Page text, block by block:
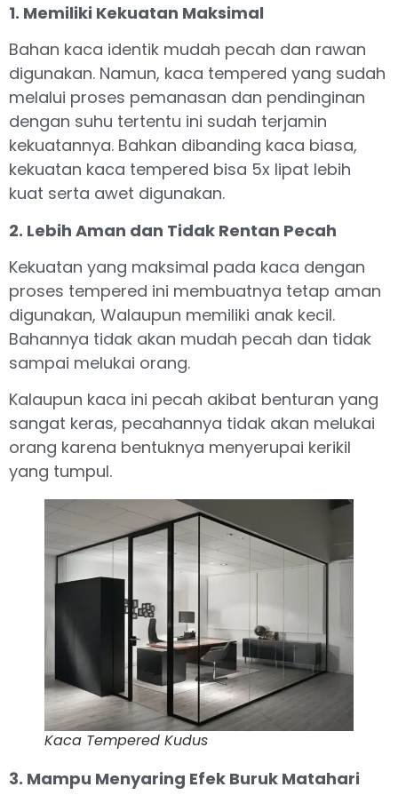
1. Memiliki Kekuatan Maksimal
Bahan kaca identik mudah pecah dan rawan
digunakan. Namun, kaca tempered yang sudah
melalui proses pemanasan dan pendinginan
dengan suhu tertentu ini sudah terjamin
kekuatannya. Bahkan dibanding kaca biasa,
kekuatan kaca tempered bisa 5x lipat lebih
kuat serta awet digunakan.
2. Lebih Aman dan Tidak Rentan Pecah
Kekuatan yang maksimal pada kaca dengan
proses tempered ini membuatnya tetap aman
digunakan, Walaupun memiliki anak kecil.
Bahannya tidak akan mudah pecah dan tidak
sampai melukai orang.
Kalaupun kaca ini pecah akibat benturan yang
sangat keras, pecahannya tidak akan melukai
orang karena bentuknya menyerupai kerikil
yang tumpul.
Kaca Tempered Kudus
3. Mampu Menyaring Efek Buruk Matahari